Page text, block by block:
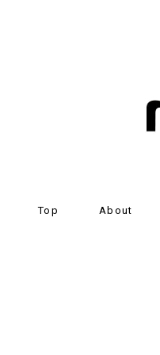
Top About